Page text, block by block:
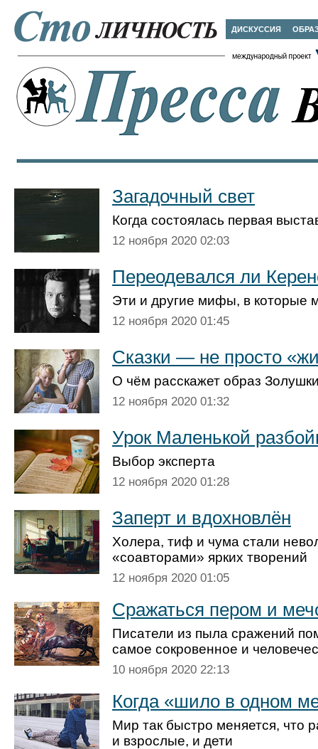
ДИСКУССИЯ
Загадочный свет
Когда состоялась первая
12 ноября 2020 02:03
Переодевался ли
Эти и другие мифы, в которые
12 ноября 2020 01:45
Сказки — не просто
О чём расскажет образ
12 ноября 2020 01:32
Урок Маленькой
Выбор эксперта
12 ноября 2020 01:28
Заперт и вдохновлён
Холера, тиф и чума стали
«соавторами» ярких творений
12 ноября 2020 01:05
Сражаться пером и
Писатели из пыла сражений
самое сокровенное и
10 ноября 2020 22:13
Когда «шило в одном
Мир так быстро меняется, что
и взрослые, и дети